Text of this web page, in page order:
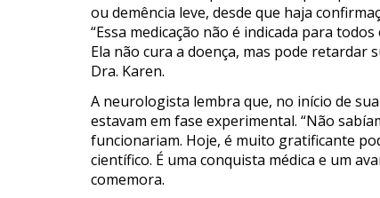
ou demência leve, desde que haja
“Essa medicação não é indicada para
Ela não cura a doença, mas pode retardar
Dra. Karen.
A neurologista lembra que, no início de
estavam em fase experimental. “Não
funcionariam. Hoje, é muito gratificante
científico. É uma conquista médica e um
comemora.